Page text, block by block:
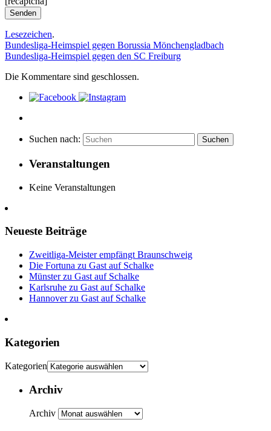
Lesezeichen.
Bundesliga-Heimspiel gegen Borussia Mönchengladbach
Bundesliga-Heimspiel gegen den SC Freiburg
Die Kommentare sind geschlossen.
Suchen nach: Suchen
Veranstaltungen
Keine Veranstaltungen
Neueste Beiträge
Zweitliga-Meister empfängt Braunschweig
Die Fortuna zu Gast auf Schalke
Münster zu Gast auf Schalke
Karlsruhe zu Gast auf Schalke
Hannover zu Gast auf Schalke
Kategorien
Kategorien
Archiv
Archiv